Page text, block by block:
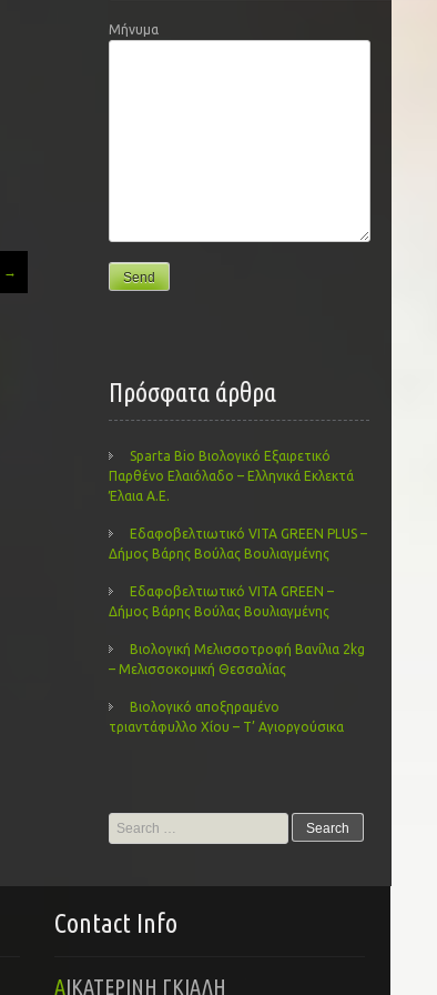
→
Μήνυμα
Πρόσφατα άρθρα
Sparta Bio Βιολογικό Εξαιρετικό
Παρθένο Ελαιόλαδο – Ελληνικά Εκλεκτά
Έλαια Α.Ε.
Εδαφοβελτιωτικό VITA GREEN PLUS –
Δήμος Βάρης Βούλας Βουλιαγμένης
Εδαφοβελτιωτικό VITA GREEN –
Δήμος Βάρης Βούλας Βουλιαγμένης
Βιολογική Μελισσοτροφή Βανίλια 2kg
– Μελισσοκομική Θεσσαλίας
Βιολογικό αποξηραμένο
τριαντάφυλλο Χίου – Τ’ Αγιοργούσικα
Search
for:
Contact Info
ΑΙΚΑΤΕΡΙΝΗ ΓΚΙΑΛΗ